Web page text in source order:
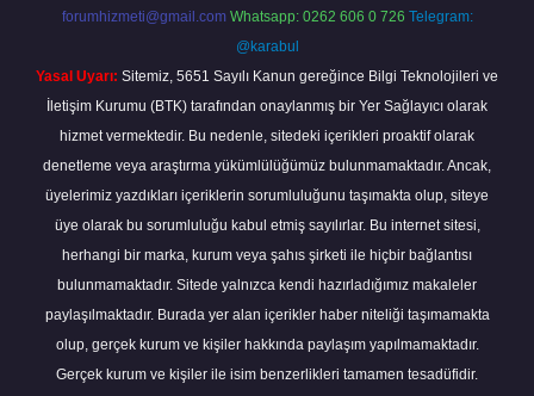
forumhizmeti@gmail.com Whatsapp: 0262 606 0 726 Telegram:
@karabul
Yasal Uyarı: Sitemiz, 5651 Sayılı Kanun gereğince Bilgi Teknolojileri ve
İletişim Kurumu (BTK) tarafından onaylanmış bir Yer Sağlayıcı olarak
hizmet vermektedir. Bu nedenle, sitedeki içerikleri proaktif olarak
denetleme veya araştırma yükümlülüğümüz bulunmamaktadır. Ancak,
üyelerimiz yazdıkları içeriklerin sorumluluğunu taşımakta olup, siteye
üye olarak bu sorumluluğu kabul etmiş sayılırlar. Bu internet sitesi,
herhangi bir marka, kurum veya şahıs şirketi ile hiçbir bağlantısı
bulunmamaktadır. Sitede yalnızca kendi hazırladığımız makaleler
paylaşılmaktadır. Burada yer alan içerikler haber niteliği taşımamakta
olup, gerçek kurum ve kişiler hakkında paylaşım yapılmamaktadır.
Gerçek kurum ve kişiler ile isim benzerlikleri tamamen tesadüfidir.